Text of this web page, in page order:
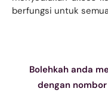
berfungsi untuk
Bolehkah anda
dengan